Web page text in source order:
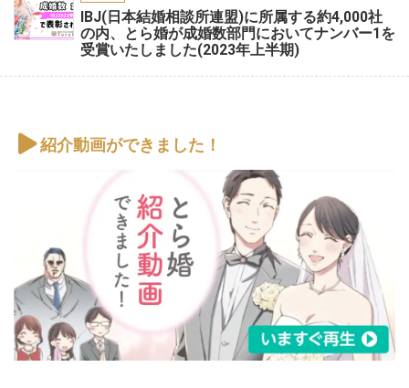
IBJ(日本結婚相談所連盟)に所属する約4,000社
の内、とら婚が成婚数部門においてナンバー1を
受賞いたしました(2023年上半期)
紹介動画ができました！